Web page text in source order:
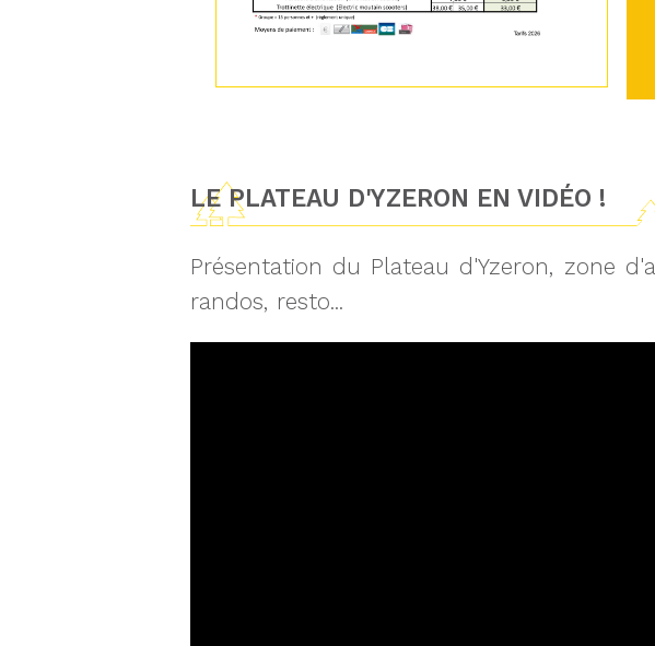
LE PLATEAU D'YZERON EN VIDÉO !
Présentation du Plateau d'Yzeron, zone
randos, resto...